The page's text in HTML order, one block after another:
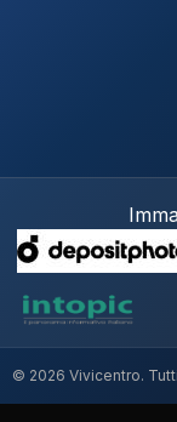
© 2026 Vivicentro.